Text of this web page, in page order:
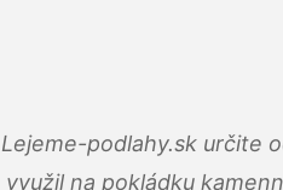
Lejeme-podlahy.sk určite
využil na pokládku